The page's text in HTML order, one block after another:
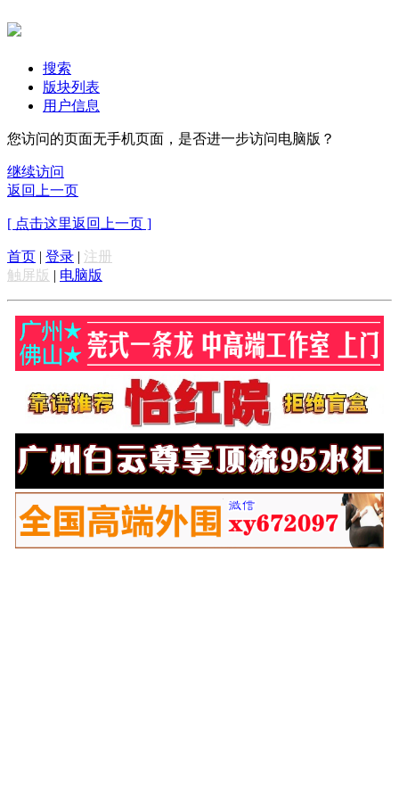
搜索
版块列表
用户信息
您访问的页面无手机页面，是否进一步访问电脑版？
继续访问
返回上一页
[ 点击这里返回上一页 ]
首页 | 登录 | 注册
触屏版 | 电脑版